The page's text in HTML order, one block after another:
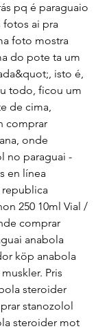
pq é paraguaio
fotos ai pra
foto mostra
do pote ta um
isto é,
todo, ficou um
de cima,
comprar
onde
no paraguai -
en línea
republica
250 10ml Vial /
comprar
anabola
köp anabola
Pris
steroider
stanozolol
steroider mot